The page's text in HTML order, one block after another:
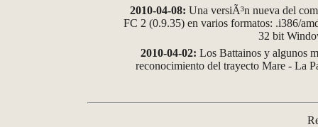
2010-04-08: Una versiÃ³n nueva del
FC 2 (0.9.35) en varios formatos: .i386/
32 bit
2010-04-02: Los Battainos y algunos
reconocimiento del trayecto Mare - La